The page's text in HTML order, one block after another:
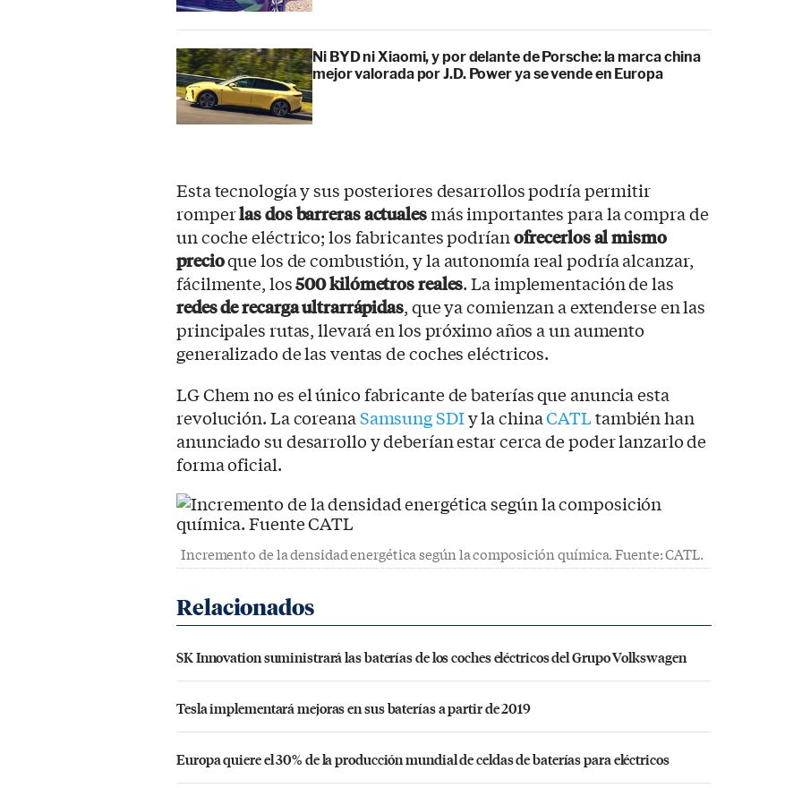
Ni BYD ni Xiaomi, y por delante de Porsche: la marca china
mejor valorada por J.D. Power ya se vende en Europa
Esta tecnología y sus posteriores desarrollos podría permitir
romperlas dos barreras actualesmás importantes para la compra de
un coche eléctrico; los fabricantes podríanofrecerlos al mismo
precioque los de combustión, y la autonomía real podría alcanzar,
fácilmente, los500 kilómetros reales. La implementación de las
redes de recarga ultrarrápidas, que ya comienzan a extenderse en las
principales rutas, llevará en los próximo años a un aumento
generalizado de las ventas de coches eléctricos.
LG Chem no es el único fabricante de baterías que anuncia esta
revolución. La coreanaSamsung SDIy la chinaCATLtambién han
anunciado su desarrollo y deberían estar cerca de poder lanzarlo de
forma oficial.
Incremento de la densidad energética según la composición química. Fuente: CATL.
SK Innovation suministrará las baterías de los coches eléctricos del Grupo Volkswagen
Tesla implementará mejoras en sus baterías a partir de 2019
Europa quiere el 30% de la producción mundial de celdas de baterías para eléctricos